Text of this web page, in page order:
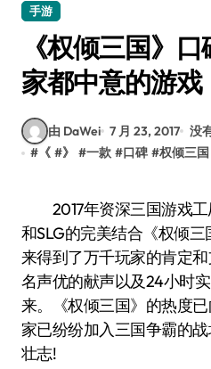
手游
《权倾三国》
家都中意的游戏
由 DaWei 7 月 23, 2017 没
# 《 #》 #一款 #口碑 #权倾三国
2017年资深三国游戏工厂边锋放大招了，卡牌
和SLG的完美结合《权倾
来得到了万千玩家的肯定
名声优的献声以及24小时
来。《权倾三国》的热度
家已纷纷加入三国争霸的
壮志!